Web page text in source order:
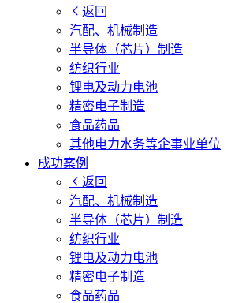
返回
汽配、机械制造
半导体（芯片）制造
纺织行业
锂电及动力电池
精密电子制造
食品药品
其他电力水务等企事业单位
成功案例
返回
汽配、机械制造
半导体（芯片）制造
纺织行业
锂电及动力电池
精密电子制造
食品药品